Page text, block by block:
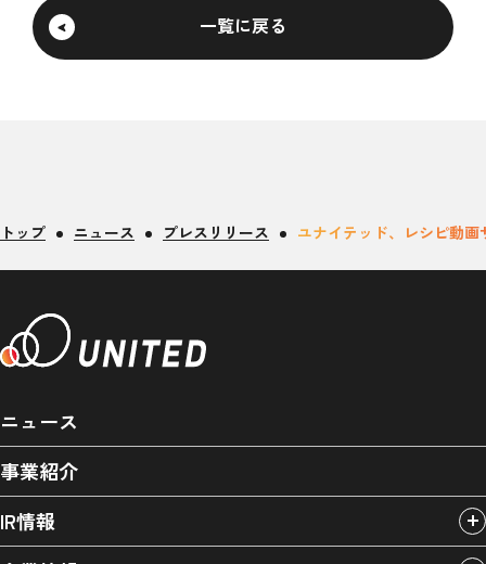
一覧に戻る
トップ ニュース プレスリリース ユナイテッド、レシピ動
ニュース
事業紹介
IR情報